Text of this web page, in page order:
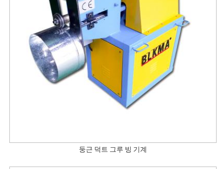
둥근 덕트 그루 빙 기계